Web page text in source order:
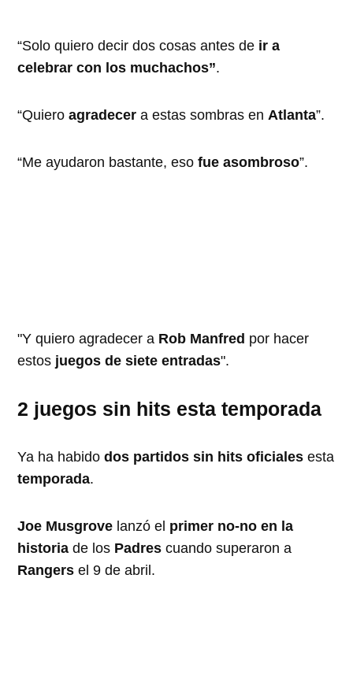
“Solo quiero decir dos cosas antes de ir a
celebrar con los muchachos”.
“Quieroagradecer a estas sombras en Atlanta”.
“Me ayudaron bastante, esofue asombroso”.
"Y quiero agradecer a Rob Manfred por hacer
estos juegos de siete entradas".
2 juegos sin hits esta temporada
Ya ha habidodos partidos sin hits oficiales esta
temporada.
Joe Musgrove lanzó el primer no-no en la
historia de los Padres cuando superaron a
Rangers el 9 de abril.